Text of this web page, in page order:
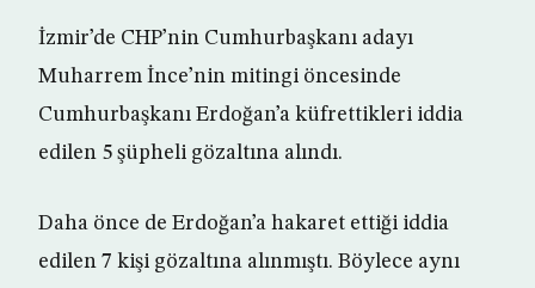
İzmir’de CHP’nin Cumhurbaşkanı adayı
Muharrem İnce’nin mitingi öncesinde
Cumhurbaşkanı Erdoğan’a küfrettikleri iddia
edilen 5 şüpheli gözaltına alındı.
Daha önce de Erdoğan’a hakaret ettiği iddia
edilen 7 kişi gözaltına alınmıştı. Böylece aynı